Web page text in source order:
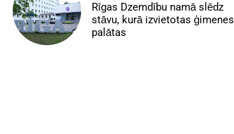
Rīgas Dzemdību namā slēdz
stāvu, kurā izvietotas ģimenes
palātas